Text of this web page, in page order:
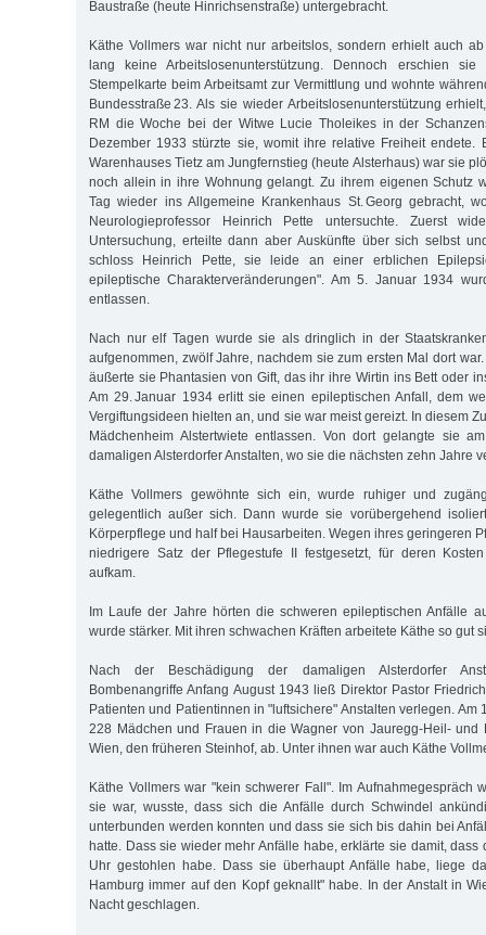
Baustraße (heute Hinrichsenstraße) untergebracht.
Käthe Vollmers war nicht nur arbeitslos, sondern erhielt auch
lang keine Arbeitslosenunterstützung. Dennoch erschien
Stempelkarte beim Arbeitsamt zur Vermittlung und wohnte
Bundesstraße 23. Als sie wieder Arbeitslosenunterstützung
RM die Woche bei der Witwe Lucie Tholeikes in der
Dezember 1933 stürzte sie, womit ihre relative Freiheit endete.
Warenhauses Tietz am Jungfernstieg (heute Alsterhaus) war sie
noch allein in ihre Wohnung gelangt. Zu ihrem eigenen Schutz
Tag wieder ins Allgemeine Krankenhaus St. Georg gebracht,
Neurologieprofessor Heinrich Pette untersuchte. Zuerst
Untersuchung, erteilte dann aber Auskünfte über sich selbst
schloss Heinrich Pette, sie leide an einer erblichen
epileptische Charakterveränderungen". Am 5. Januar 1934
entlassen.
Nach nur elf Tagen wurde sie als dringlich in der
aufgenommen, zwölf Jahre, nachdem sie zum ersten Mal dort
äußerte sie Phantasien von Gift, das ihr ihre Wirtin ins Bett oder
Am 29. Januar 1934 erlitt sie einen epileptischen Anfall, dem
Vergiftungsideen hielten an, und sie war meist gereizt. In diesem
Mädchenheim Alstertwiete entlassen. Von dort gelangte sie
damaligen Alsterdorfer Anstalten, wo sie die nächsten zehn Jahre
Käthe Vollmers gewöhnte sich ein, wurde ruhiger und
gelegentlich außer sich. Dann wurde sie vorübergehend
Körperpflege und half bei Hausarbeiten. Wegen ihres geringeren
niedrigere Satz der Pflegestufe II festgesetzt, für deren
aufkam.
Im Laufe der Jahre hörten die schweren epileptischen Anfälle
wurde stärker. Mit ihren schwachen Kräften arbeitete Käthe so gut
Nach der Beschädigung der damaligen Alsterdorfer
Bombenangriffe Anfang August 1943 ließ Direktor Pastor
Patienten und Patientinnen in "luftsichere" Anstalten verlegen. Am
228 Mädchen und Frauen in die Wagner von Jauregg-Heil- und
Wien, den früheren Steinhof, ab. Unter ihnen war auch Käthe
Käthe Vollmers war "kein schwerer Fall". Im Aufnahmegespräch
sie war, wusste, dass sich die Anfälle durch Schwindel
unterbunden werden konnten und dass sie sich bis dahin bei
hatte. Dass sie wieder mehr Anfälle habe, erklärte sie damit, dass
Uhr gestohlen habe. Dass sie überhaupt Anfälle habe, liege
Hamburg immer auf den Kopf geknallt" habe. In der Anstalt in
Nacht geschlagen.